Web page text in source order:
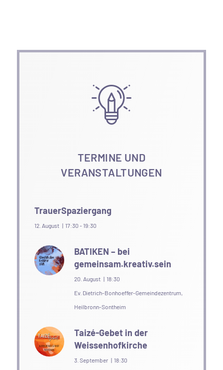
TERMINE UND
VERANSTALTUNGEN
TrauerSpaziergang
12. August | 17:30 - 19:30
BATIKEN – bei
gemeinsam.kreativ.sein
20. August | 18:30
Ev. Dietrich-Bonhoeffer-Gemeindezentrum,
Heilbronn-Sontheim
Taizé-Gebet in der
Weissenhofkirche
3. September | 18:30